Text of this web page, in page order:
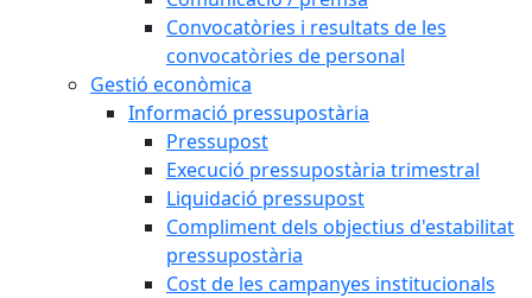
Convocatòries i resultats de les
convocatòries de personal
Gestió econòmica
Informació pressupostària
Pressupost
Execució pressupostària trimestral
Liquidació pressupost
Compliment dels objectius d'estabilitat
pressupostària
Cost de les campanyes institucionals